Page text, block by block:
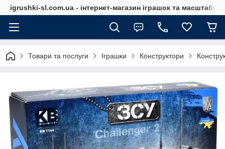
igrushki-sl.com.ua - інтернет-магазин іграшок та
Товари та послуги Іграшки Конструктори